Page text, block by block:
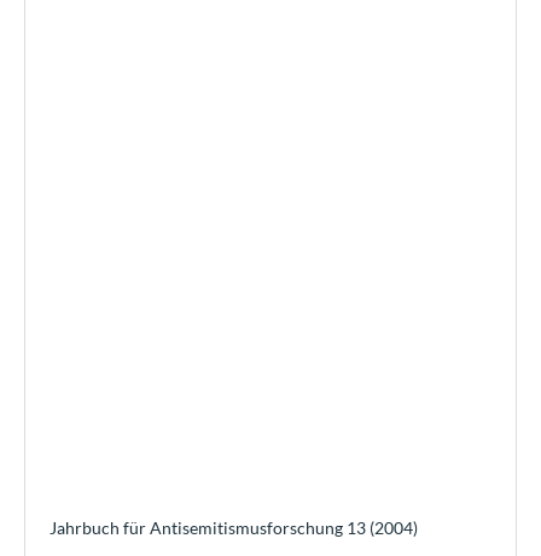
Jahrbuch für Antisemitismusforschung 13 (2004)